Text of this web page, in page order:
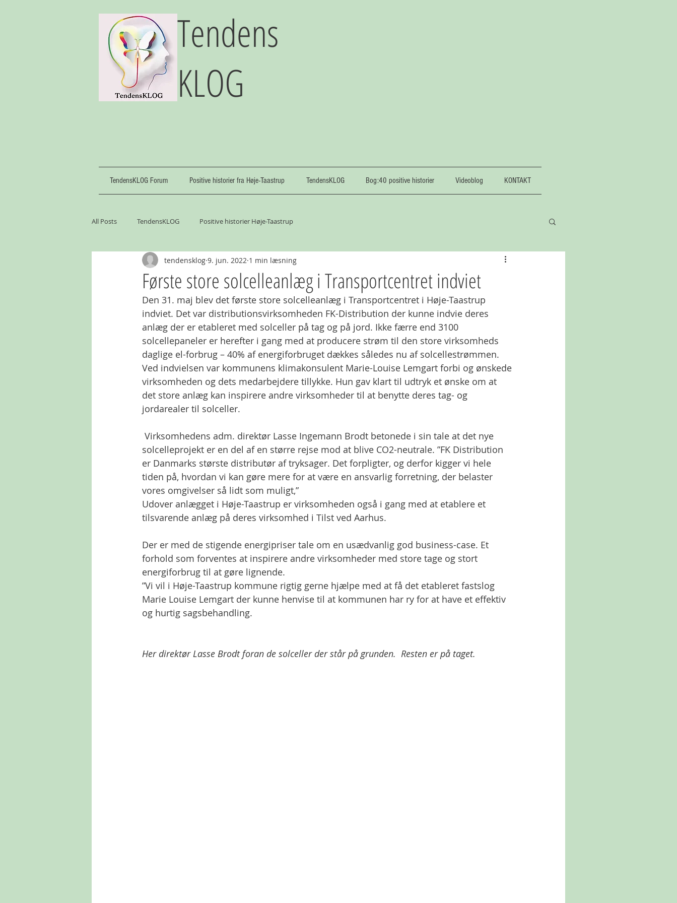
Tendens
KLOG
TendensKLOG Forum Positive historier fra Høje-Taastrup TendensKLOG Bog:40 positive historier Videoblog KONTAKT
All Posts TendensKLOG Positive historier Høje-Taastrup
Første store solcelleanlæg i Transportcentret indviet
tendensklog 9. jun. 2022 1 min læsning
Den 31. maj blev det første store solcelleanlæg i Transportcentret i Høje-Taastrup
indviet. Det var distributionsvirksomheden FK-Distribution der kunne indvie deres
anlæg der er etableret med solceller på tag og på jord. Ikke færre end 3100
solcellepaneler er herefter i gang med at producere strøm til den store virksomheds
daglige el-forbrug – 40% af energiforbruget dækkes således nu af solcellestrømmen.
Ved indvielsen var kommunens klimakonsulent Marie-Louise Lemgart forbi og ønskede
virksomheden og dets medarbejdere tillykke. Hun gav klart til udtryk et ønske om at
det store anlæg kan inspirere andre virksomheder til at benytte deres tag- og
jordarealer til solceller.
solcelleprojekt er en del af en større rejse mod at blive CO2-neutrale. ”FK Distribution
er Danmarks største distributør af tryksager. Det forpligter, og derfor kigger vi hele
tiden på, hvordan vi kan gøre mere for at være en ansvarlig forretning, der belaster
vores omgivelser så lidt som muligt,”
Udover anlægget i Høje-Taastrup er virksomheden også i gang med at etablere et
tilsvarende anlæg på deres virksomhed i Tilst ved Aarhus.
Der er med de stigende energipriser tale om en usædvanlig god business-case. Et
forhold som forventes at inspirere andre virksomheder med store tage og stort
energiforbrug til at gøre lignende.
”Vi vil i Høje-Taastrup kommune rigtig gerne hjælpe med at få det etableret fastslog
Marie Louise Lemgart der kunne henvise til at kommunen har ry for at have et effektiv
og hurtig sagsbehandling.
Her direktør Lasse Brodt foran de solceller der står på grunden.  Resten er på taget.